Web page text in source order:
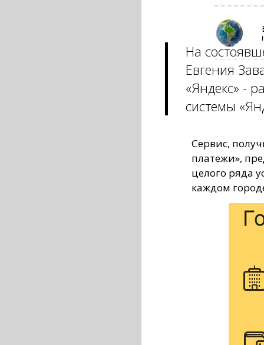
На
Евгения
«Яндекс» -
системы
Сервис,
платежи»,
целого ряда
каждом